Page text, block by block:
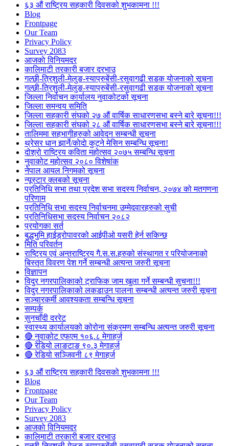
६३ औं राष्ट्रिय सहकारी दिवसको शुभकामना !!!
Blog
Frontpage
Our Team
Privacy Policy
Survey 2083
आजकाे विनियमदर
कालिमाटी तरकारी बजार दरभाउ
गल्छी-त्रिशुली-मेलुङ-स्याप्रुबेंसी-रसुवागढी सडक योजनाको सूचना
गल्छी-त्रिशुली-मेलुङ-स्याप्रुबेंसी-रसुवागढी सडक योजनाको सूचना
जिल्ला निर्वाचन कार्यालय नुवाकोटको सूचना
जिल्ला समन्वय समिति
जिल्ला सहकारी संघको २७ औं वार्षिक साधारणसभा बस्ने बारे सूचना!!!
जिल्ला सहकारी संघको २८ औं वार्षिक साधारणसभा बस्ने बारे सूचना!!!
तालिममा सहभागीहरुको आवेदन सम्बन्धी सूचना
थ्रेसर धान झार्ने/काेदाे कुट्ने मेसिन सम्बन्धि सूचना!
दोश्रो राष्ट्रिय कविता महोत्सव २०७५ सम्बन्धि सूचना
नुवाकोट महोत्सव २०८० विशेषांक
नेपाल आयल निगमको सूचना
न्यूस्टार क्लबको सूचना
प्रतिनिधि सभा तथा प्रदेश सभा सदस्य निर्वाचन, २०७४ को मतगणना
परिणाम
प्रतिनिधि सभा सदस्य निर्वाचनमा उम्मेदवारहरुको सुची
प्रतिनिधिसभा सदस्य निर्वाचन २०८२
प्रयोगका सर्त
बुद्धभुमि हाईड्रोपावरको आईपीओ यसरी हेर्न सकिन्छ
मिति परिवर्तन
राष्ट्रिय एवं अन्तराष्ट्रिय गै.स.स.हरुको संस्थागत र परियोजनाको
बिस्तृत विवरण पेश गर्ने सम्बन्धी अत्यन्त जरुरी सूचना
विज्ञापन
विदुर नगरपालिकाको ट्राफिक जाम खुला गर्ने सम्बन्धी सुचना!!!
विदुर नगरपालिकाको लकडाउन पालना सम्बन्धी अत्यन्त जरुरी सूचना
सञ्चारकर्मी आवश्यकता सम्बन्धि सूचना
सम्पर्क
सुनचाँदी दररेट
स्वास्थ्य कार्यालयको कोरोना संक्रमण सम्बन्धि अत्यन्त जरुरी सूचना
🔴 नुवाकोट एफएम १०६.८ मेगाहर्ज
🔴 रेडियो लाङटाङ ९०.३ मेगाहर्ज
🔴 रेडियो सञ्जिवनी ८९ मेगाहर्ज
६३ औं राष्ट्रिय सहकारी दिवसको शुभकामना !!!
Blog
Frontpage
Our Team
Privacy Policy
Survey 2083
आजकाे विनियमदर
कालिमाटी तरकारी बजार दरभाउ